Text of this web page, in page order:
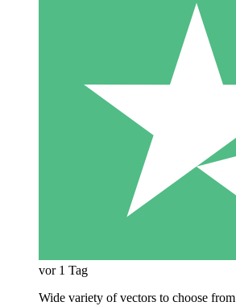
vor 1 Tag
Wide variety of vectors to choose from